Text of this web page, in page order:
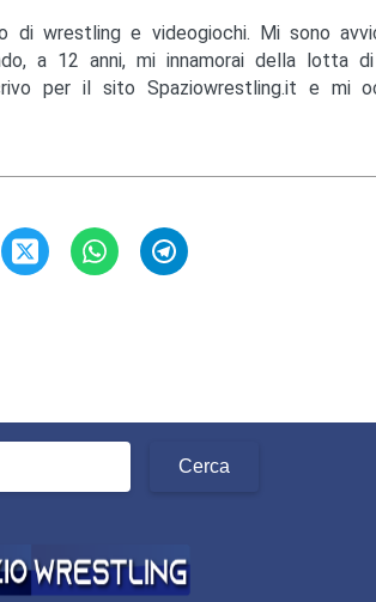
di wrestling e videogiochi. Mi sono
a 12 anni, mi innamorai della lotta
per il sito Spaziowrestling.it e mi